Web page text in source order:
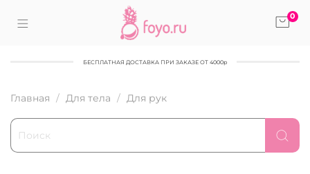
0
БЕСПЛАТНАЯ ДОСТАВКА ПРИ ЗАКАЗЕ ОТ 4000р
Главная Для тела Для рук